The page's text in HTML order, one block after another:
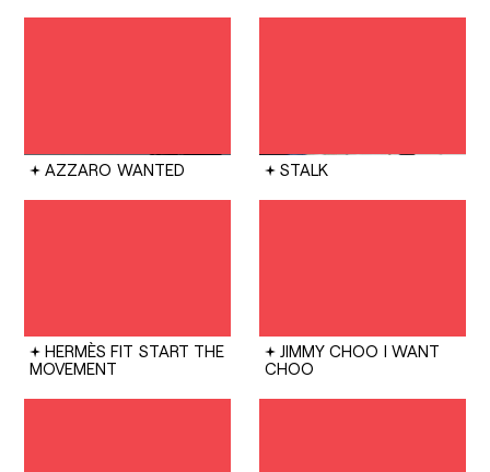
AZZARO WANTED STALK
HERMÈS FIT START THE
MOVEMENT
JIMMY CHOO I WANT
CHOO